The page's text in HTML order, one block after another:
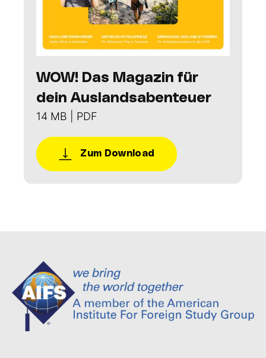
WOW! Das Magazin für
dein Auslandsabenteuer
14 MB | PDF
Zum Download